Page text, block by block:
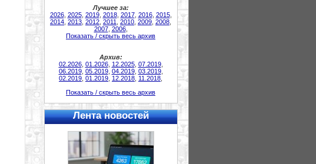
Лучшее за:
2026, 2025, 2019, 2018, 2017, 2016, 2015,
2014 2013 2012 2011 2010 2009 2008
2007, 2006,
Показать / скрыть весь архив
Архив:
02.2026, 01.2026, 12.2025, 07.2019,
06.2019, 05.2019, 04.2019, 03.2019,
02.2019 01.2019 12.2018 11.2018
Показать / скрыть весь архив
Лента новостей